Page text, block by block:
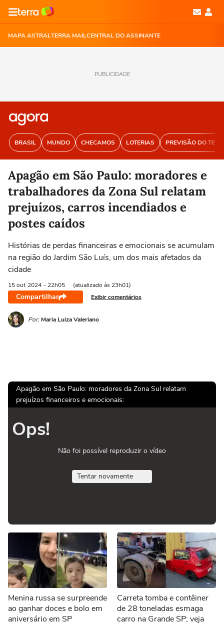
MAPA ASTRALTERRA MAILCENTRAL DO ASSINANTE
PUBLICIDADE
BRASIL MUNDO CHECAMOS LOTERIAS PREVISÃO DO
Apagão em São Paulo: moradores e
trabalhadores da Zona Sul relatam
prejuízos, carros incendiados e
postes caídos
Histórias de perdas financeiras e emocionais se acumulam
na região do Jardim São Luís, um dos mais afetados da
cidade
15 out 2024 - 22h05 (atualizado às 23h01)
Compartilhar Exibir comentários
Por: Maria Luiza Valeriano
Apagão em São Paulo: moradores da Zona Sul relatam
prejuízos financeiros e emocionais:
Ops!
Não foi possível reproduzir o vídeo
Tentar novamente
Menina russa se surpreende
ao ganhar doces e bolo em
aniversário em SP
Carreta tomba e contêiner
de 28 toneladas esmaga
carro na Grande SP; veja